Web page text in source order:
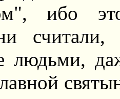
ибо
считали,
людьми,